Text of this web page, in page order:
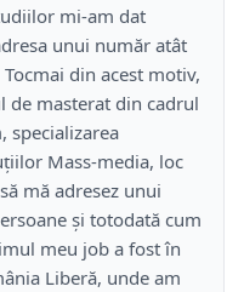
mi-am dat
unui număr atât
din acest motiv,
de masterat din cadrul
specializarea
Mass-media, loc
mă adresez unui
și totodată cum
meu job a fost în
Liberă, unde am